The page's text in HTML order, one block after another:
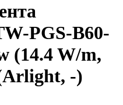
PGS-B60-
(14.4 W/m,
-)